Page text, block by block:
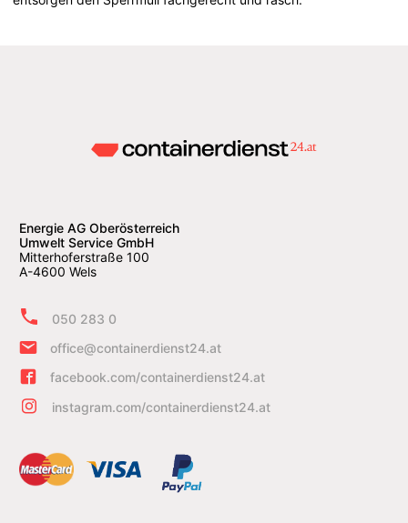
Energie AG Oberösterreich
Umwelt Service GmbH
Mitterhoferstraße 100
A-4600 Wels
050 283 0
office@containerdienst24.at
facebook.com/containerdienst24.at
instagram.com/containerdienst24.at